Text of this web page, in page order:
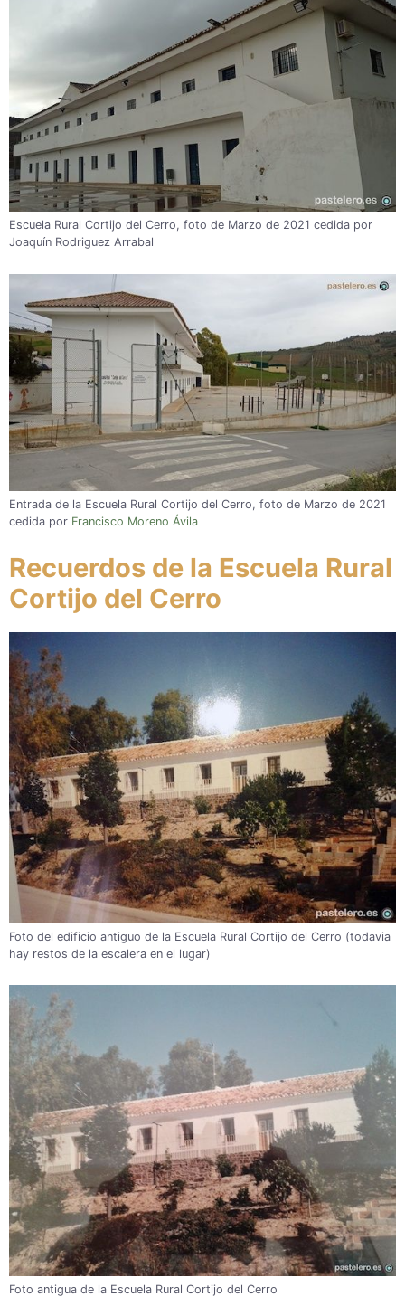
Escuela Rural Cortijo del Cerro, foto de Marzo de 2021 cedida por
Joaquín Rodriguez Arrabal
Entrada de la Escuela Rural Cortijo del Cerro, foto de Marzo de 2021
cedida por Francisco Moreno Ávila
Recuerdos de la Escuela Rural
Cortijo del Cerro
Foto del edificio antiguo de la Escuela Rural Cortijo del Cerro (todavia
hay restos de la escalera en el lugar)
Foto antigua de la Escuela Rural Cortijo del Cerro